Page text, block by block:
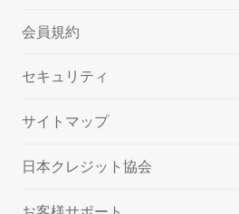
会員規約
セキュリティ
サイトマップ
日本クレジット協会